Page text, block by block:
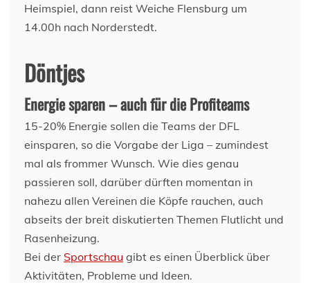
Heimspiel, dann reist Weiche Flensburg um
14.00h nach Norderstedt.
Döntjes
Energie sparen – auch für die Profiteams
15-20% Energie sollen die Teams der DFL
einsparen, so die Vorgabe der Liga – zumindest
mal als frommer Wunsch. Wie dies genau
passieren soll, darüber dürften momentan in
nahezu allen Vereinen die Köpfe rauchen, auch
abseits der breit diskutierten Themen Flutlicht und
Rasenheizung.
Bei der Sportschau gibt es einen Überblick über
Aktivitäten, Probleme und Ideen.